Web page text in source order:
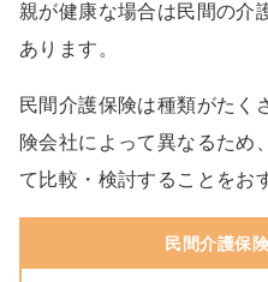
親が健康な場合は民間の介
あります。
民間介護保険は種類がたく
険会社によって異なるため
て比較・検討することをお
民間介護保